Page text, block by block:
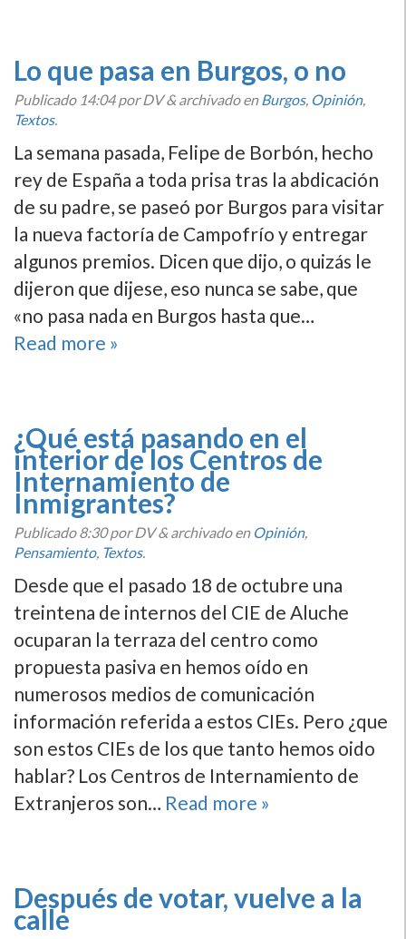
Lo que pasa en Burgos, o no
Publicado 14:04por DV&archivado enBurgos, Opinión,
Textos.
La semana pasada, Felipe de Borbón, hecho
rey de España a toda prisa tras la abdicación
de su padre, se paseó por Burgos para visitar
la nueva factorí­a de Campofrí­o y entregar
algunos premios. Dicen que dijo, o quizás le
dijeron que dijese, eso nunca se sabe, que
«no pasa nada en Burgos hasta que…
Read more »
¿Qué está pasando en el
interior de los Centros de
Internamiento de
Inmigrantes?
Publicado8:30por DV&archivado en Opinión,
Pensamiento, Textos.
Desde que el pasado 18 de octubre una
treintena de internos del CIE de Aluche
ocuparan la terraza del centro como
propuesta pasiva en hemos oí­do en
numerosos medios de comunicación
información referida a estos CIEs. Pero ¿que
son estos CIEs de los que tanto hemos oido
hablar? Los Centros de Internamiento de
Extranjeros son… Read more »
Después de votar, vuelve a la
calle